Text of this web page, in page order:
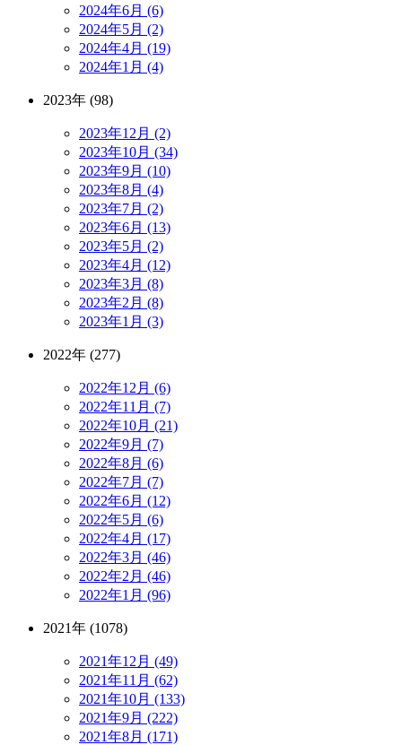
2024年6月 (6)
2024年5月 (2)
2024年4月 (19)
2024年1月 (4)
2023年 (98)
2023年12月 (2)
2023年10月 (34)
2023年9月 (10)
2023年8月 (4)
2023年7月 (2)
2023年6月 (13)
2023年5月 (2)
2023年4月 (12)
2023年3月 (8)
2023年2月 (8)
2023年1月 (3)
2022年 (277)
2022年12月 (6)
2022年11月 (7)
2022年10月 (21)
2022年9月 (7)
2022年8月 (6)
2022年7月 (7)
2022年6月 (12)
2022年5月 (6)
2022年4月 (17)
2022年3月 (46)
2022年2月 (46)
2022年1月 (96)
2021年 (1078)
2021年12月 (49)
2021年11月 (62)
2021年10月 (133)
2021年9月 (222)
2021年8月 (171)